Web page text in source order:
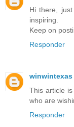
Hi there,
inspiring.
Keep on
Responder
winwintexas
This article
who are
Responder